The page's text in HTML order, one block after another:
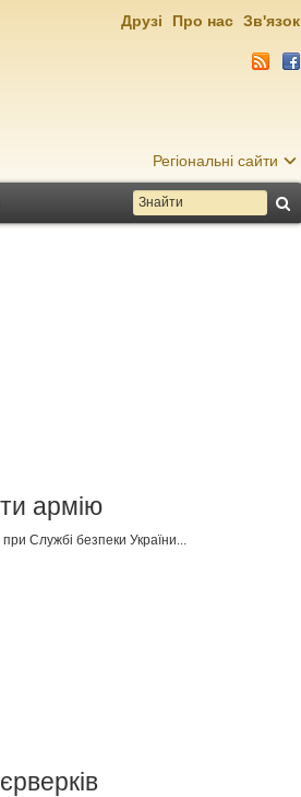
Регіональні сайти
Друзі Про нас Зв'язок
армію
Службі безпеки України...